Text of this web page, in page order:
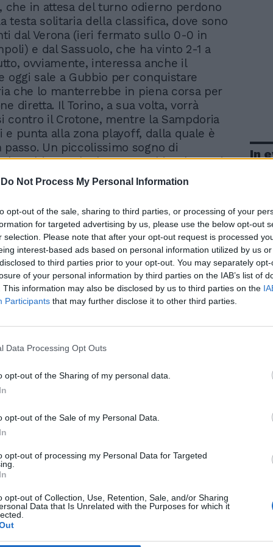
Do Not Process My Personal Information
opt-out of the sale, sharing to third parties, or processing of your
for targeted advertising by us, please use the below opt-out
selection. Please note that after your opt-out request is processed
interest-based ads based on personal information utilized by us
to third parties prior to your opt-out. You may separately
of your personal information by third parties on the IAB’s list of
This information may also be disclosed by us to third parties on the
Participants that may further disclose it to other third parties.
Data Processing Opt Outs
opt-out of the Sharing of my personal data.
opt-out of the Sale of my Personal Data.
opt-out of processing my Personal Data for Targeted
opt-out of Collection, Use, Retention, Sale, and/or Sharing
Data that Is Unrelated with the Purposes for which it
che in attesa del turno odierno perdono
testa solitaria della classifica, dove sono
dal Verona (ieri fermato sullo 0-0 in
e dal Sassuolo, che ha vinto 2-1 a
ovviamente, interessa anche il
oggi sale a Gubbio per conquistare
che lo manterrebbe in piena corsa per
diretta. Il Torino, a sua volta, vorrà
contro il Crotone, mentre la Sampdoria
e punta alla zona playoff, dalla quale è
passo. Un piccolissimo sogno di
lo coltiva anche la Juve Stabia, che oggi
e che senza i quattro punti di
vi sarebbe già dentro. Il programma di
Pescara, Modena-Juve Stabia,
Sampdoria-Bari, Torino-Crotone,
Classifica: Torino, Sassuolo e
65; Padova 59; Varese 56;
Brescia 53; Juve Stabia (-4) 52;
Grosseto 46; Bari (-6) e Modena 45;
Crotone (-2) 43; Livorno e Ascoli (-7)
In
Rudy Giuliani a Come States?
Trump, Meloni e la strategia
americana